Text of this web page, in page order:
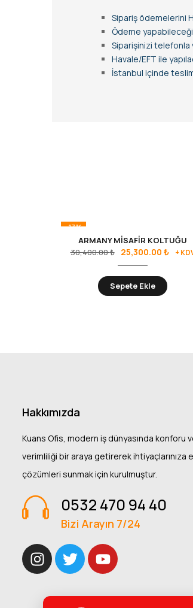
Sipariş ödemelerini
Ödeme
Siparişinizi telefonla
Havale/EFT ile
İstanbul içinde
-17%
ARMANY MİSAFİR KOLTUĞU
30,400.00₺ 25,300.00 ₺ +
Sepete Ekle
Hakkımızda
Kuans Ofis, modern iş dünyasında konforu
verimliliği bir araya getirerek ihtiyaçlarınıza
çözümleri sunmak için kurulmuştur.
0532 470 94 40
Bizi Arayın 7/24